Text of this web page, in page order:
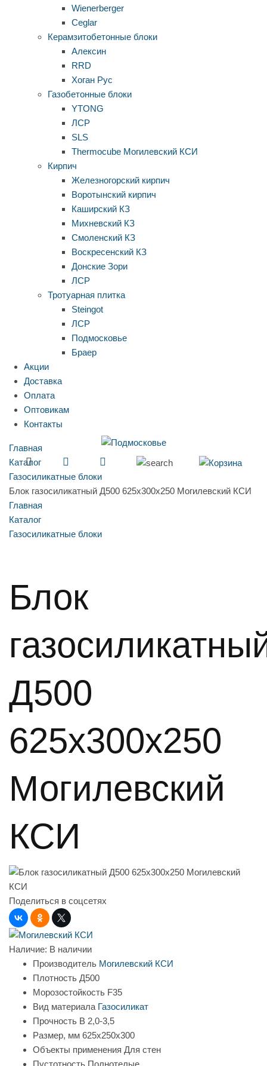
Wienerberger
Ceglar
Керамзитобетонные блоки
Алексин
RRD
Хоган Рус
Газобетонные блоки
YTONG
ЛСР
SLS
Thermocube Могилевский КСИ
Кирпич
Железногорский кирпич
Воротынский кирпич
Каширский КЗ
Михневский КЗ
Смоленский КЗ
Воскресенский КЗ
Донские Зори
ЛСР
Тротуарная плитка
Steingot
ЛСР
Подмосковье
Браер
Акции
Доставка
Оплата
Оптовикам
Контакты
Главная
Каталог
Газосиликатные блоки
Блок газосиликатный Д500 625х300х250 Могилевский КСИ
Главная
Каталог
Газосиликатные блоки
Блок
Д500
625х300х250
Могилевский
КСИ
Поделиться в соцсетях
Наличие: В наличии
Производитель Могилевский КСИ
Плотность Д500
Морозостойкость F35
Вид материала Газосиликат
Прочность B 2,0-3,5
Размер, мм 625х250х300
Объекты применения Для стен
Пустотность Полнотелые